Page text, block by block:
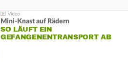
Mini-Knast auf Rädern
SO LÄUFT EIN
GEFANGENENTRANSPORT AB